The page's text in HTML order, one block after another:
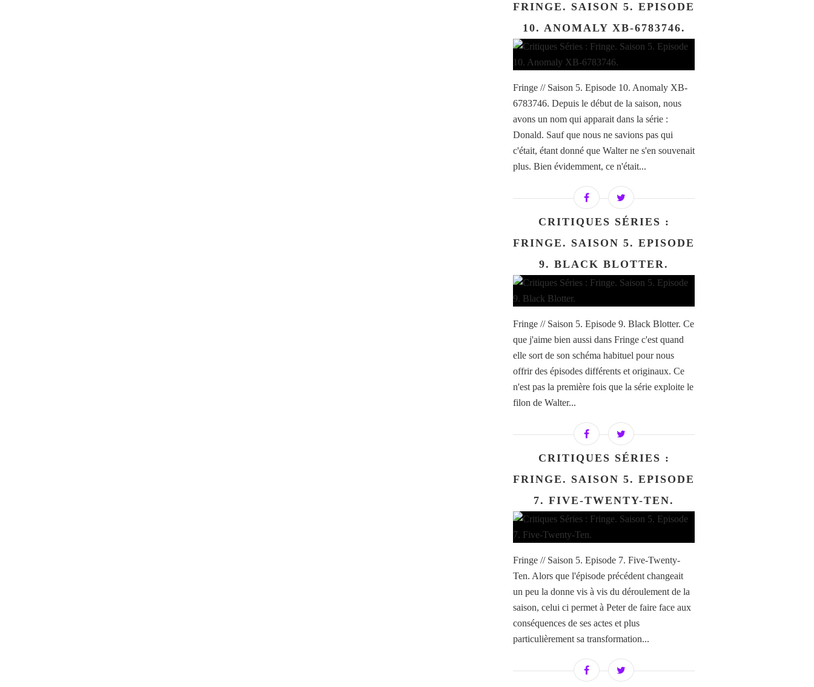
FRINGE. SAISON 5. EPISODE
10. ANOMALY XB-6783746.
Fringe // Saison 5. Episode 10. Anomaly XB-
6783746. Depuis le début de la saison, nous
avons un nom qui apparait dans la série :
Donald. Sauf que nous ne savions pas qui
c'était, étant donné que Walter ne s'en souvenait
plus. Bien évidemment, ce n'était...
CRITIQUES SÉRIES :
FRINGE. SAISON 5. EPISODE
9. BLACK BLOTTER.
Fringe // Saison 5. Episode 9. Black Blotter. Ce
que j'aime bien aussi dans Fringe c'est quand
elle sort de son schéma habituel pour nous
offrir des épisodes différents et originaux. Ce
n'est pas la première fois que la série exploite le
filon de Walter...
CRITIQUES SÉRIES :
FRINGE. SAISON 5. EPISODE
7. FIVE-TWENTY-TEN.
Fringe // Saison 5. Episode 7. Five-Twenty-
Ten. Alors que l'épisode précédent changeait
un peu la donne vis à vis du déroulement de la
saison, celui ci permet à Peter de faire face aux
conséquences de ses actes et plus
particulièrement sa transformation...